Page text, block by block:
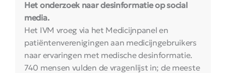
Het onderzoek naar desinformatie op social
media.
Het IVM vroeg via het Medicijnpanel en
patiëntenverenigingen aan medicijngebruikers
naar ervaringen met medische desinformatie.
740 mensen vulden de vragenlijst in; de meeste